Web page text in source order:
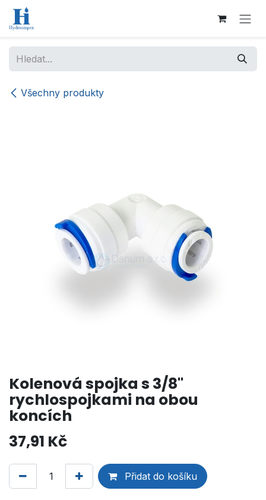
Přejít na obsah
Všechny produkty
Kolenová spojka s 3/8"
rychlospojkami na obou
koncích
37,91 Kč
Přidat do košíku